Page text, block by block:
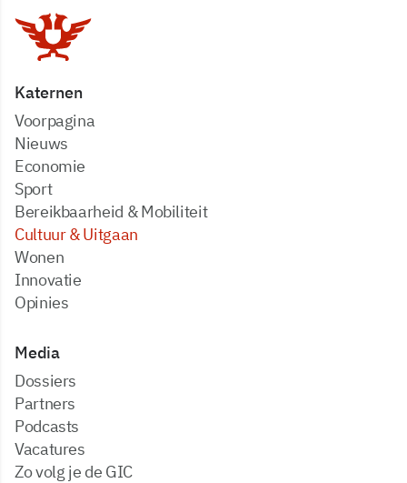
Katernen
Voorpagina
Nieuws
Economie
Sport
Bereikbaarheid & Mobiliteit
Cultuur & Uitgaan
Wonen
Innovatie
Opinies
Media
dossiers
partners
podcasts
vacatures
zo volg je de GIC